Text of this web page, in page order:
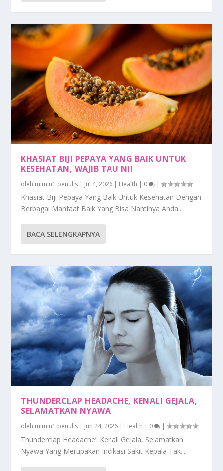
KHASIAT BIJI PEPAYA YANG BAIK UNTUK
KESEHATAN, WAJIB TAU NI!
oleh mimin1 penulis Jul 4, 2026 Health 0 |
Khasiat Biji Pepaya Yang Baik Untuk Kesehatan Dengan
Berbagai Manfaat Baik Yang Bisa Nantinya Anda...
BACA SELENGKAPNYA
THUNDERCLAP HEADACHE, KENALI GEJALA,
SELAMATKAN NYAWA
oleh mimin1 penulis | Jun 24, 2026 | Health | 0 |
Thunderclap Headache’: Kenali Gejala, Selamatkan
Nyawa Yang Merupakan Indikasi Sakit Kepala Tak...